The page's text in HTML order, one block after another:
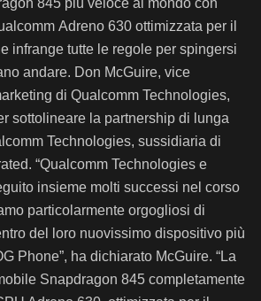
845 più veloce al mondo con
Adreno 630 ottimizzata per il
infrange tutte le regole per spingersi
andare. Don McGuire, vice
di Qualcomm Technologies,
sottolineare la partnership di lunga
Technologies, sussidiaria di
“Qualcomm Technologies e
insieme molti successi nel corso
particolarmente orgogliosi di
del loro nuovissimo dispositivo più
Phone”, ha dichiarato McGuire. “La
Snapdragon 845 completamente